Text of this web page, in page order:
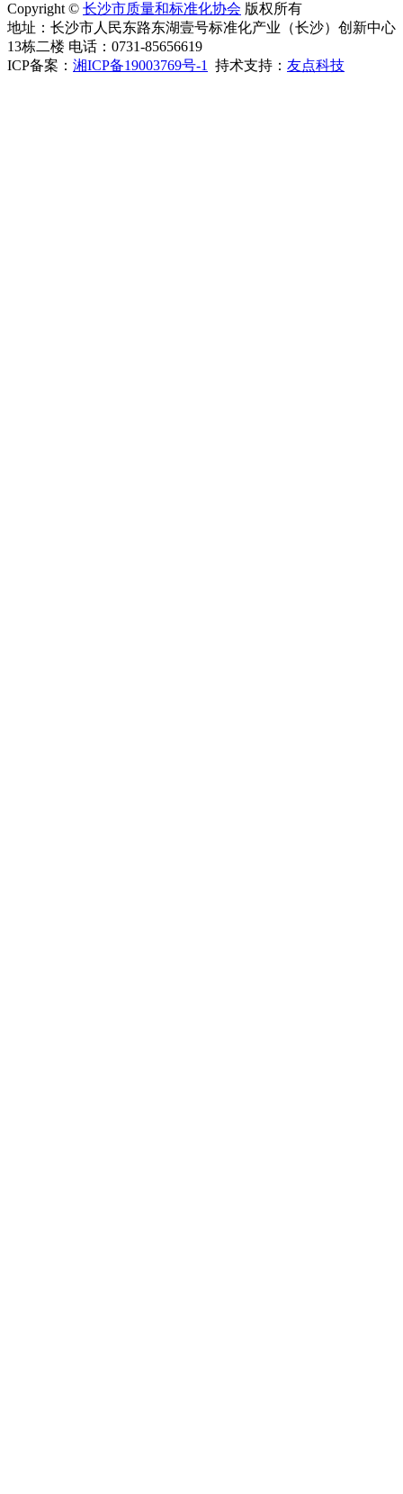
Copyright © 长沙市质量和标准化协会 版权所有
地址：长沙市人民东路东湖壹号标准化产业（长沙）创新中心
13栋二楼 电话：0731-85656619
ICP备案： 湘ICP备19003769号-1 持术支持： 友点科技